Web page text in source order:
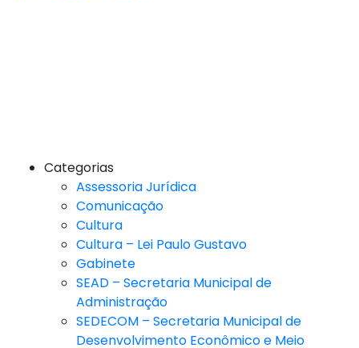
Categorias
Assessoria Jurídica
Comunicação
Cultura
Cultura – Lei Paulo Gustavo
Gabinete
SEAD – Secretaria Municipal de
Administração
SEDECOM – Secretaria Municipal de
Desenvolvimento Econômico e Meio